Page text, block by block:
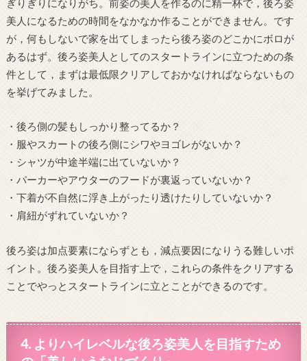
ぎりぎりになりがち。前姿の美人を作るのに精一杯で，後ろ姿
美人になるための時間をなかなか作ることができません。です
が，何もしないで家を出てしまったら後ろ姿のどこかにボロが
あるはず。後ろ姿美人としてのスタートラインに立つための条
件として，まずは最低限クリアしておかなければならないもの
を挙げてみました。
・後ろ側の髪もしっかり整ってるか？
・服やスカートの後ろ側にシワやヨゴレがないか？
・シャツが中途半端に出ていないか？
・パーカーやアウターのフードが裏返っていないか？
・下着が不自然に浮き上がったり透けたりしていないか？
・肩紐がずれていないか？
後ろ姿は加点要素にならずとも，減点要因になりうる難しいポ
イント。後ろ姿美人を目指す上で，これらの条件をクリアする
ことでやっとスタートラインに立とことができるのです。
4. よりハイレベルな後ろ姿美人を目指すため